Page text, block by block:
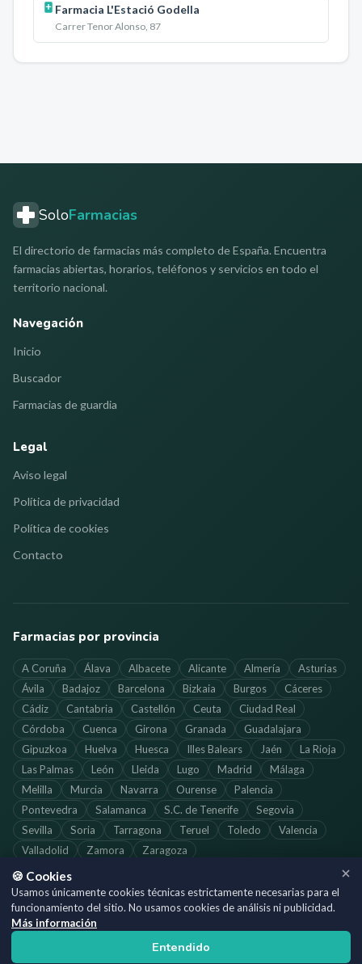
Farmacia L'Estació Godella
Carrer Tenor Alonso, 87
SoloFarmacias
El directorio de farmacias más completo de España. Encuentra
farmacias abiertas, horarios, teléfonos y servicios en todo el
territorio nacional.
Navegación
Inicio
Buscador
Farmacias de guardia
Legal
Aviso legal
Política de privacidad
Política de cookies
Contacto
Farmacias por provincia
A Coruña Álava Albacete Alicante Almería
Asturias
Ávila
Badajoz Barcelona Bizkaia Burgos
Cáceres
Cádiz
Cantabria Castellón Ceuta
Ciudad Real
Córdoba
Cuenca Girona Granada
Guadalajara
Gipuzkoa
Huelva Huesca Illes Balears Jaén
La Rioja
Las Palmas
León Lleida Lugo Madrid
Málaga
Melilla
Murcia Navarra Ourense
Palencia
Pontevedra
Salamanca S.C. de Tenerife
Segovia
Sevilla
Soria Tarragona Teruel Toledo
Valencia
Valladolid
Zamora Zaragoza
©2026SoloFarmacias.es — Todos los derechos reservados
Información actualizada. Verifica los horarios directamente con cada
🍪 Cookies
Usamos únicamente cookies técnicas estrictamente necesarias para el
funcionamiento del sitio. No usamos cookies de análisis ni publicidad.
Más información
Entendido